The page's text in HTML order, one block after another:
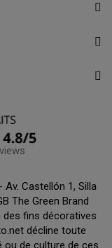
- Av. Castellón 1, Silla
The Green Brand
des fins décoratives
décline toute
ou de culture de ces